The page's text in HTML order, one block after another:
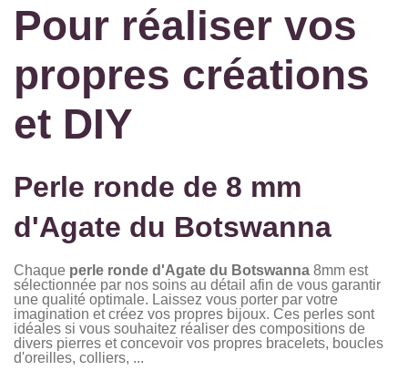
Pour réaliser vos
propres créations
et DIY
Perle ronde de 8 mm
d'Agate du Botswanna
Chaque perle ronde d'Agate du Botswanna 8mm est
sélectionnée par nos soins au détail afin de vous garantir
une qualité optimale. Laissez vous porter par votre
imagination et créez vos propres bijoux. Ces perles sont
idéales si vous souhaitez réaliser des compositions de
divers pierres et concevoir vos propres bracelets, boucles
d'oreilles, colliers, ...